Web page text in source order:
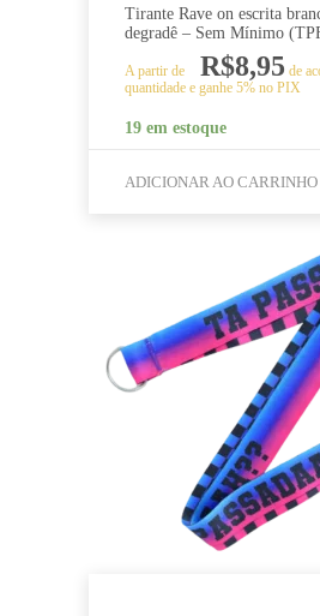
Tirante Rave on escrita
degradê – Sem Mínimo
A partir de R$8,95 de
quantidade e ganhe 5% no PIX
19 em estoque
ADICIONAR AO CARRINHO